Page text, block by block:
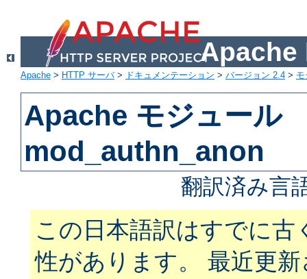
Apache
Apache > HTTP サーバ> ドキュメンテーション > バージョン 2.4 >
Apache モジュール
mod_authn_anon
翻訳済み言
この日本語訳はすでに古
性があります。 最近更